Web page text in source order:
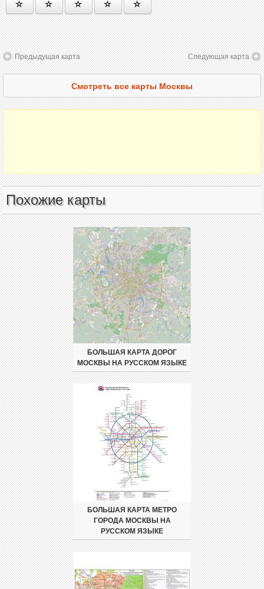
Предыдущая карта Следующая карта
Смотреть все карты Москвы
Похожие карты
БОЛЬШАЯ КАРТА ДОРОГ
МОСКВЫ НА РУССКОМ ЯЗЫКЕ
БОЛЬШАЯ КАРТА МЕТРО
ГОРОДА МОСКВЫ НА
РУССКОМ ЯЗЫКЕ